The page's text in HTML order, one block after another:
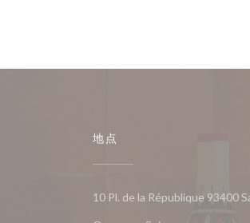
地点
10 Pl. de la République 93400